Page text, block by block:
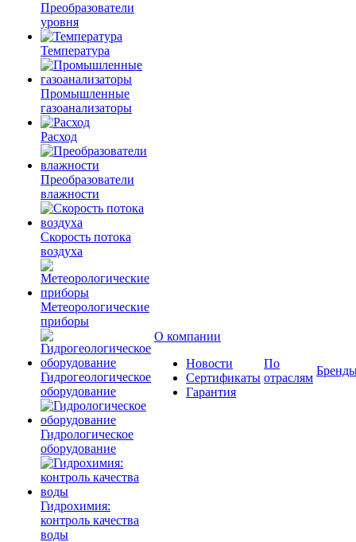
Преобразователи
уровня
Температура
Промышленные
газоанализаторы
Расход
Преобразователи
влажности
Скорость потока
воздуха
Метеорологические
приборы
Гидрогеологическое
оборудование
Гидрологическое
оборудование
Гидрохимия:
контроль качества
воды
О компании
Новости
Сертификаты
Гарантия
По
отраслям